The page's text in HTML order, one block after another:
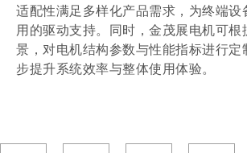
适配性满足多样化产品需求，为终端设
用的驱动支持。同时，金茂展电机可根
景，对电机结构参数与性能指标进行定
步提升系统效率与整体使用体验。